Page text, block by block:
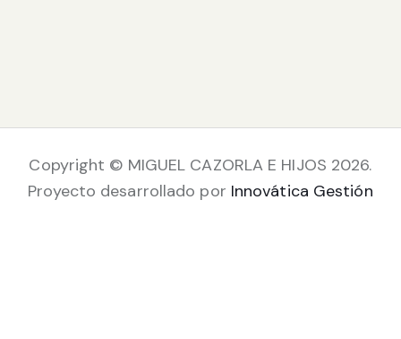
Copyright © MIGUEL CAZORLA E HIJOS 2026.
Proyecto desarrollado por Innovática Gestión